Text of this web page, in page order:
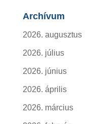
Archívum
2026. augusztus
2026. július
2026. június
2026. április
2026. március